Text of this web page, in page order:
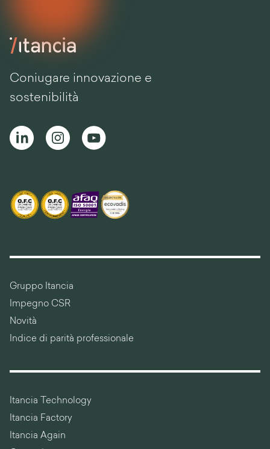
Coniugare innovazione e
sostenibilità
Gruppo Itancia
Impegno CSR
Novità
Indice di parità professionale
Itancia Technology
Itancia Factory
Itancia Again